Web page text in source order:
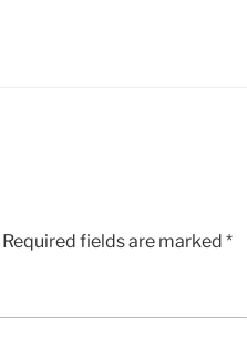
Required fields are marked *